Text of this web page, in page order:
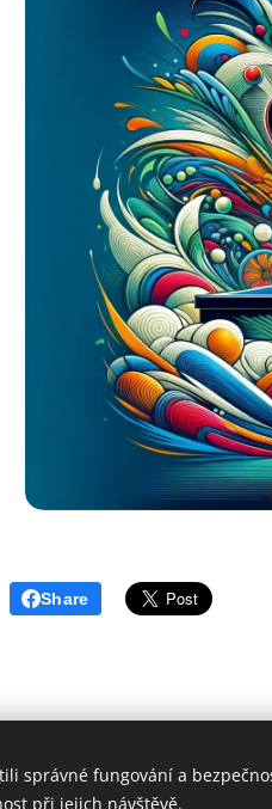
Share
správné fungování a
při jejich návštěvě.